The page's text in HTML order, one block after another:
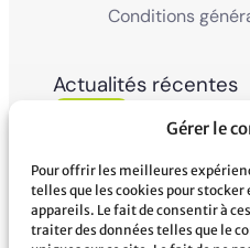
Gérer le
Pour offrir les meilleures
telles que les cookies pour
appareils. Le fait de consentir à
traiter des données telles que le
Conditions
Actualités récentes
La Ville de Mana
vendredi 5 juin
02 Ville de